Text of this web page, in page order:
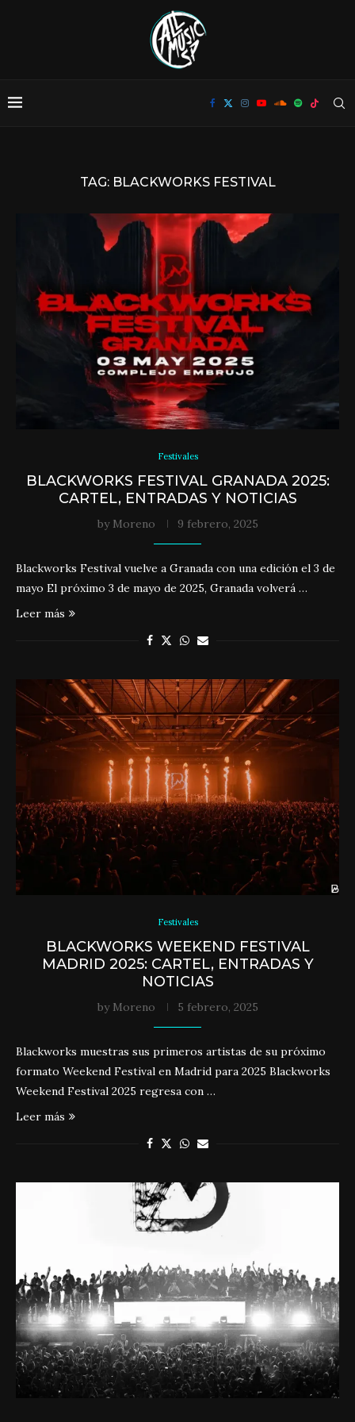
TAG: BLACKWORKS FESTIVAL
Festivales
BLACKWORKS FESTIVAL GRANADA 2025:
CARTEL, ENTRADAS Y NOTICIAS
by Moreno 9 febrero, 2025
Blackworks Festival vuelve a Granada con una edición el 3 de
mayo El próximo 3 de mayo de 2025, Granada volverá …
Leer más
Festivales
BLACKWORKS WEEKEND FESTIVAL
MADRID 2025: CARTEL, ENTRADAS Y
NOTICIAS
by Moreno 5 febrero, 2025
Blackworks muestras sus primeros artistas de su próximo
formato Weekend Festival en Madrid para 2025 Blackworks
Weekend Festival 2025 regresa con …
Leer más